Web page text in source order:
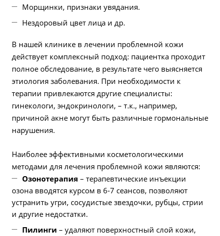
Морщинки, признаки увядания.
Нездоровый цвет лица и др.
В нашей клинике в лечении проблемной кожи
действует комплексный подход: пациентка проходит
полное обследование, в результате чего выясняется
этиология заболевания. При необходимости к
терапии привлекаются другие специалисты:
гинекологи, эндокринологи, – т.к., например,
причиной акне могут быть различные гормональные
нарушения.
Наиболее эффективными косметологическими
методами для лечения проблемной кожи являются:
Озонотерапия – терапевтические инъекции
озона вводятся курсом в 6-7 сеансов, позволяют
устранить угри, сосудистые звездочки, рубцы, стрии
и другие недостатки.
Пилинги – удаляют поверхностный слой кожи,